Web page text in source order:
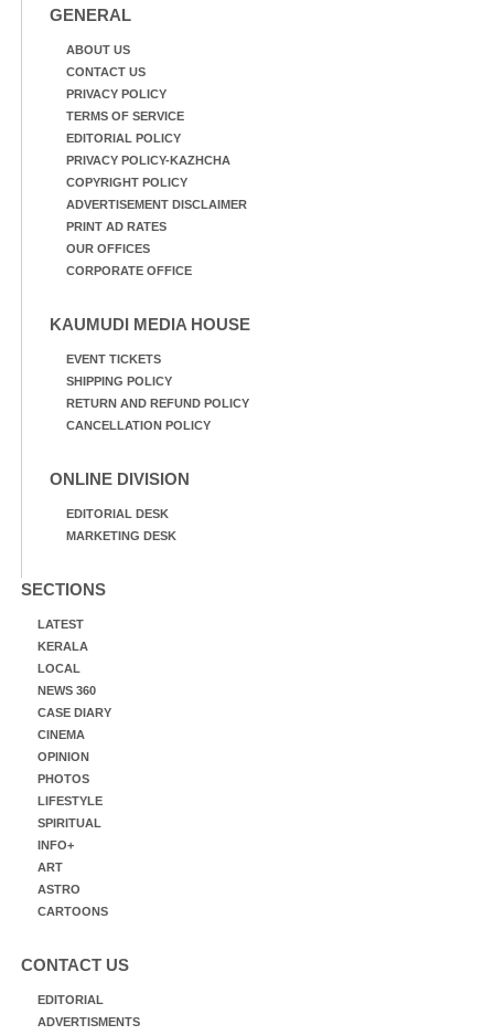
GENERAL
ABOUT US
CONTACT US
PRIVACY POLICY
TERMS OF SERVICE
EDITORIAL POLICY
PRIVACY POLICY-KAZHCHA
COPYRIGHT POLICY
ADVERTISEMENT DISCLAIMER
PRINT AD RATES
OUR OFFICES
CORPORATE OFFICE
KAUMUDI MEDIA HOUSE
EVENT TICKETS
SHIPPING POLICY
RETURN AND REFUND POLICY
CANCELLATION POLICY
ONLINE DIVISION
EDITORIAL DESK
MARKETING DESK
SECTIONS
LATEST
KERALA
LOCAL
NEWS 360
CASE DIARY
CINEMA
OPINION
PHOTOS
LIFESTYLE
SPIRITUAL
INFO+
ART
ASTRO
CARTOONS
CONTACT US
EDITORIAL
ADVERTISMENTS